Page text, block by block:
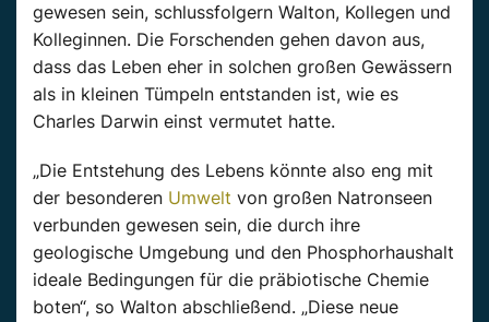
gewesen sein, schlussfolgern Walton, Kollegen und
Kolleginnen. Die Forschenden gehen davon aus,
dass das Leben eher in solchen großen Gewässern
als in kleinen Tümpeln entstanden ist, wie es
Charles Darwin einst vermutet hatte.
„Die Entstehung des Lebens könnte also eng mit
der besonderen Umwelt von großen Natronseen
verbunden gewesen sein, die durch ihre
geologische Umgebung und den Phosphorhaushalt
ideale Bedingungen für die präbiotische Chemie
boten“, so Walton abschließend. „Diese neue